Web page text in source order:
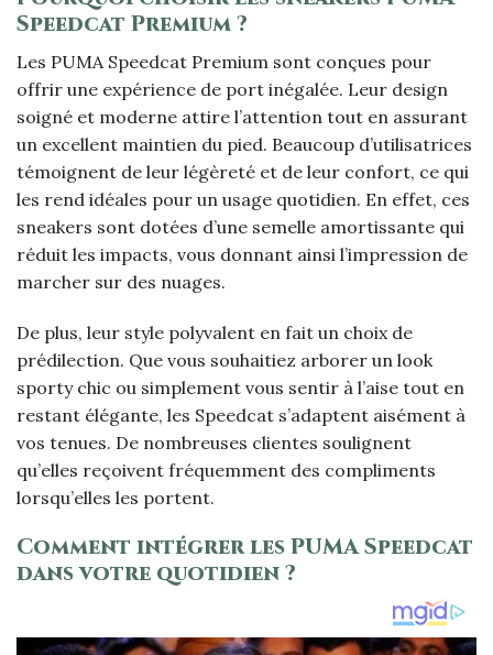
Speedcat Premium ?
Les PUMA Speedcat Premium sont conçues pour
offrir une expérience de port inégalée. Leur design
soigné et moderne attire l’attention tout en assurant
un excellent maintien du pied. Beaucoup d’utilisatrices
témoignent de leur légèreté et de leur confort, ce qui
les rend idéales pour un usage quotidien. En effet, ces
sneakers sont dotées d’une semelle amortissante qui
réduit les impacts, vous donnant ainsi l’impression de
marcher sur des nuages.
De plus, leur style polyvalent en fait un choix de
prédilection. Que vous souhaitiez arborer un look
sporty chic ou simplement vous sentir à l’aise tout en
restant élégante, les Speedcat s’adaptent aisément à
vos tenues. De nombreuses clientes soulignent
qu’elles reçoivent fréquemment des compliments
lorsqu’elles les portent.
Comment intégrer les PUMA Speedcat
dans votre quotidien ?